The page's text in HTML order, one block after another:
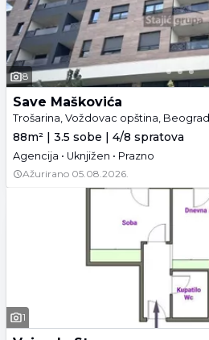
8
Save Maškovića
Trošarina, Voždovac opština, Beograd
88m² | 3.5 sobe | 4/8 spratova
Agencija • Uknjižen • Prazno
Ažurirano 05.08.2026.
1